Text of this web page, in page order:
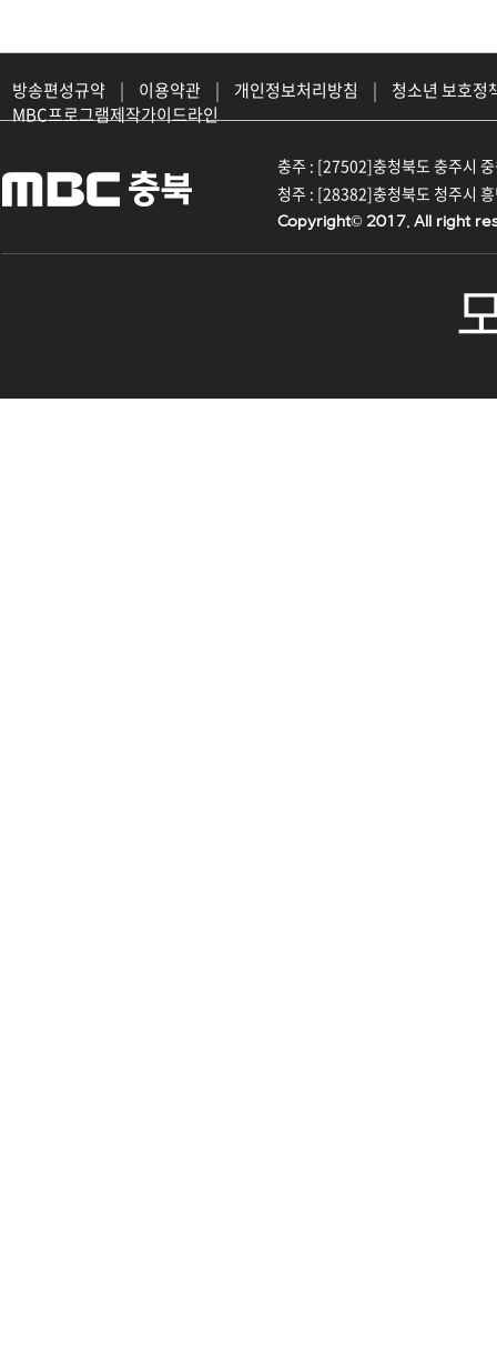
방송편성규약 | 이용약관 | 개인정보처리방침 |
청소년 보호정
MBC프로그램제작가이드라인
충주 : [27502]충청북도 충주시
청주 : [28382]충청북도 청주시
Copyright© 2017. All right